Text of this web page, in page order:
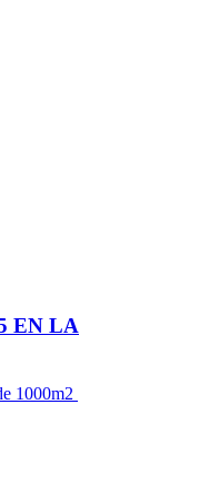
EN LA
1000m2